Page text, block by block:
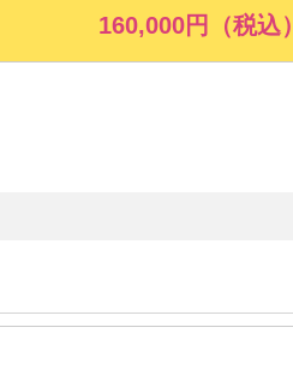
160,000円（税込）